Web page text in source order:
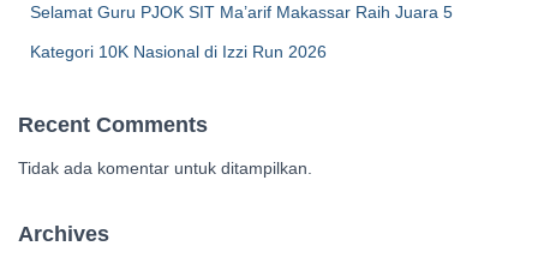
Selamat Guru PJOK SIT Ma’arif Makassar Raih Juara 5
Kategori 10K Nasional di Izzi Run 2026
Recent Comments
Tidak ada komentar untuk ditampilkan.
Archives